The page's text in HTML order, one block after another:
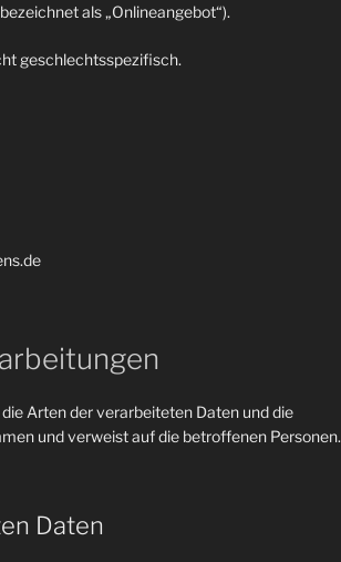
als „Onlineangebot“).
geschlechtsspezifisch.
Arten der verarbeiteten Daten und die
und verweist auf die betroffenen Personen.
Daten